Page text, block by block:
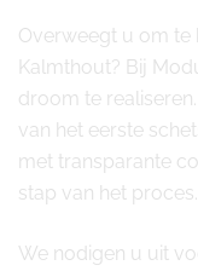
Overweegt u om
Kalmthout? Bij
droom te
van het eerste
met transparante
stap van het proces.
We nodigen u uit